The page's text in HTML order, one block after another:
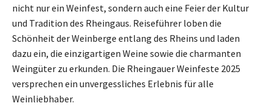
nicht nur ein Weinfest, sondern auch eine Feier der Kultur
und Tradition des Rheingaus. Reiseführer loben die
Schönheit der Weinberge entlang des Rheins und laden
dazu ein, die einzigartigen Weine sowie die charmanten
Weingüter zu erkunden. Die Rheingauer Weinfeste 2025
versprechen ein unvergessliches Erlebnis für alle
Weinliebhaber.